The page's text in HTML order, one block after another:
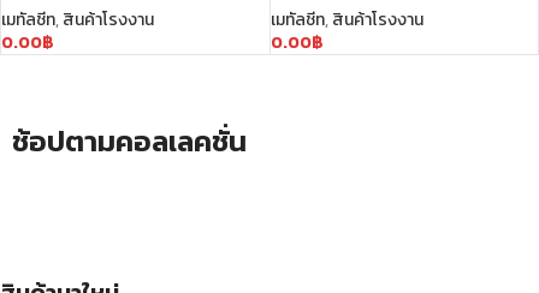
เมทัลชีท,สินค้าโรงงาน
0.00฿
เมทัลชีท, สินค้าโรงงาน
0.00฿
ช้อปตามคอลเลคชั่น